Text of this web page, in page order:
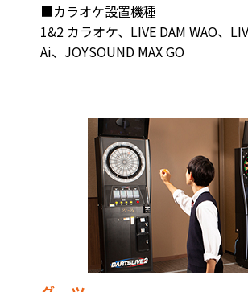
■カラオケ設置機種
1&2 カラオケ、LIVE DAM WAO、
Ai、JOYSOUND MAX GO